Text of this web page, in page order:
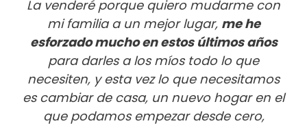
La venderé porque quiero mudarme con
mi familia a un mejor lugar, me he
esforzado mucho en estos últimos años
para darles a los míos todo lo que
necesiten, y esta vez lo que necesitamos
es cambiar de casa, un nuevo hogar en el
que podamos empezar desde cero,